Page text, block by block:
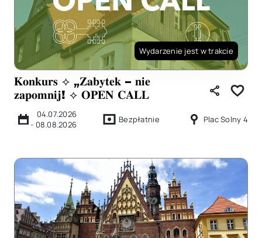
Wydarzenie jest w trakcie
𝐊𝐨𝐧𝐤𝐮𝐫𝐬 ⟡ „𝐙𝐚𝐛𝐲𝐭𝐞𝐤 – 𝐧𝐢𝐞
𝐳𝐚𝐩𝐨𝐦𝐧𝐢𝐣! ⟡ 𝐎𝐏𝐄𝐍 𝐂𝐀𝐋𝐋
04.07.2026
- 08.08.2026 Bezpłatnie Plac Solny 4